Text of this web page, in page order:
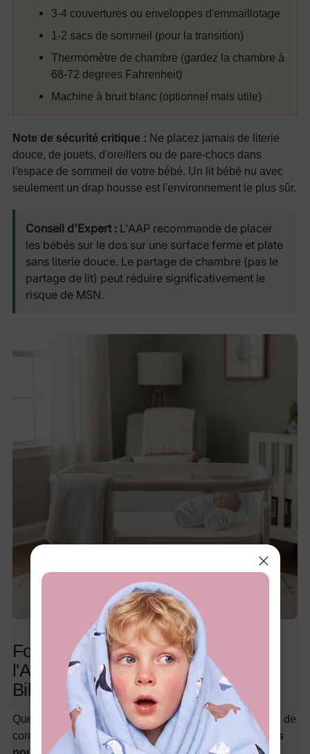
3-4 couvertures ou enveloppes d'emmaillotage
1-2 sacs de sommeil (pour la transition)
Thermomètre de chambre (gardez la chambre à
68-72 degrees Fahrenheit)
Machine à bruit blanc (optionnel mais utile)
Note de sécurité critique : Ne placez jamais de literie
douce, de jouets, d'oreillers ou de pare-chocs dans
l'espace de sommeil de votre bébé. Un lit bébé nu avec
seulement un drap housse est l'environnement le plus sûr.
Conseil d'Expert : L'AAP recommande de placer
les bébés sur le dos sur une surface ferme et plate
sans literie douce. Le partage de chambre (pas le
partage de lit) peut réduire significativement le
risque de MSN.
Fournitures d'Alimentation pour
l'Allaitement et l'Alimentation au
Biberon
Que vous prévoyez d'allaiter, d'alimenter au biberon ou de
combiner les deux méthodes, avoir les bons
essentiels